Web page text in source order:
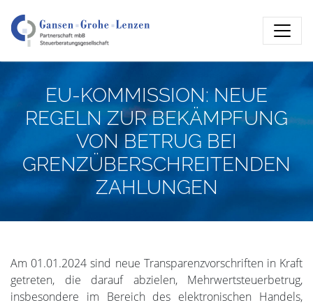
EU-KOMMISSION: NEUE
REGELN ZUR BEKÄMPFUNG
VON BETRUG BEI
GRENZÜBERSCHREITENDEN
ZAHLUNGEN
Am 01.01.2024 sind neue Transparenzvorschriften in Kraft
getreten, die darauf abzielen, Mehrwertsteuerbetrug,
insbesondere im Bereich des elektronischen Handels,